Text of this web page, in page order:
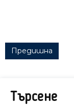
Post
Предишна
Търсене